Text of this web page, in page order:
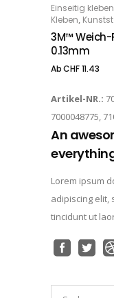
OPTIONS
Einseitig
Kleben,
3M™ Weich-
0.13mm
AbCHF11.43
Artikel-NR.:
7000048775,
An
Lorem ipsum
adipiscing elit,
tincidunt ut